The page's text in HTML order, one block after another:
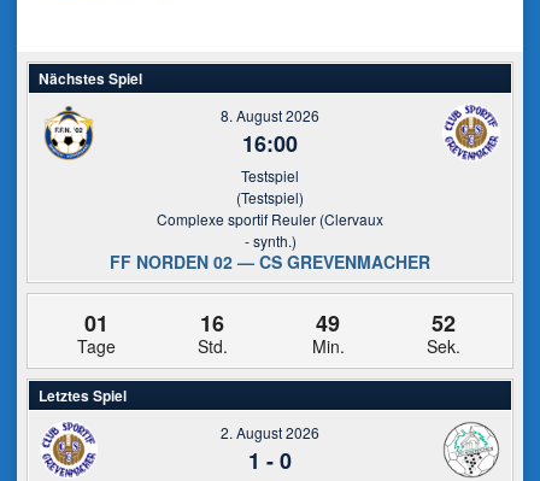
navigation
Nächstes Spiel
8. August 2026
16:00
Testspiel
(Testspiel)
Complexe sportif Reuler (Clervaux
- synth.)
FF NORDEN 02 — CS GREVENMACHER
01
Tage
16
Std.
49
Min.
52
Sek.
Letztes Spiel
2. August 2026
1 -0